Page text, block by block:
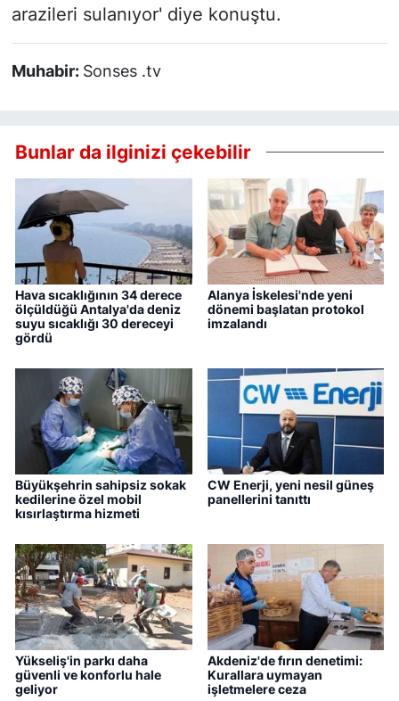
arazileri sulanıyor' diye konuştu.
Muhabir: Sonses .tv
Bunlar da ilginizi çekebilir
Hava sıcaklığının 34 derece
ölçüldüğü Antalya'da deniz
suyu sıcaklığı 30 dereceyi
gördü
Alanya İskelesi'nde yeni
dönemi başlatan protokol
imzalandı
Büyükşehrin sahipsiz sokak
kedilerine özel mobil
kısırlaştırma hizmeti
CW Enerji, yeni nesil güneş
panellerini tanıttı
Yükseliş'in parkı daha
güvenli ve konforlu hale
geliyor
Akdeniz'de fırın denetimi:
Kurallara uymayan
işletmelere ceza